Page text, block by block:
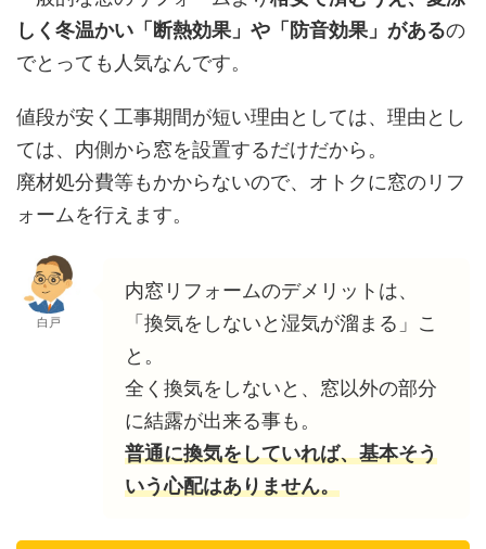
しく冬温かい「断熱効果」や「防音効果」があるの
でとっても人気なんです。
値段が安く工事期間が短い理由としては、理由とし
ては、内側から窓を設置するだけだから。
廃材処分費等もかからないので、オトクに窓のリフ
ォームを行えます。
白戸
内窓リフォームのデメリットは、
「換気をしないと湿気が溜まる」こ
と。
全く換気をしないと、窓以外の部分
に結露が出来る事も。
普通に換気をしていれば、基本そう
いう心配はありません。